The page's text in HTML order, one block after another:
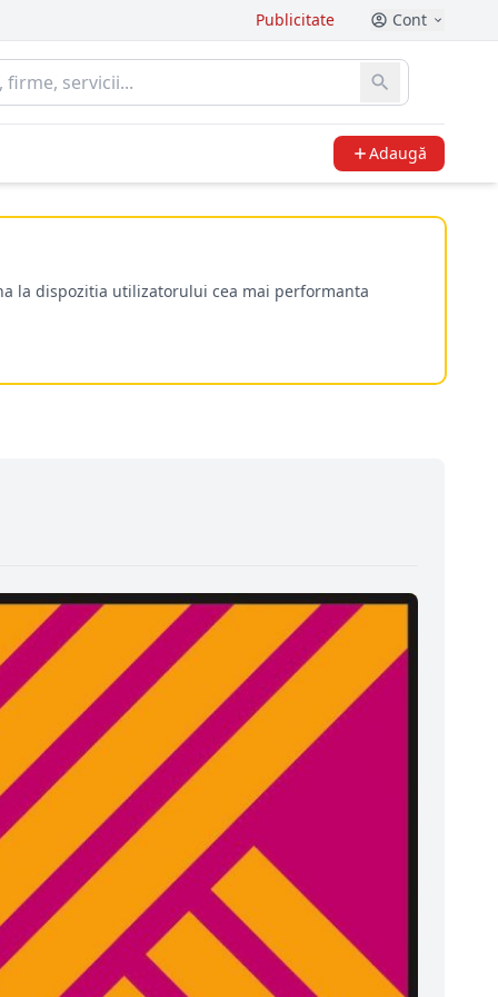
Publicitate Cont
Adaugă
la dispozitia utilizatorului cea mai performanta